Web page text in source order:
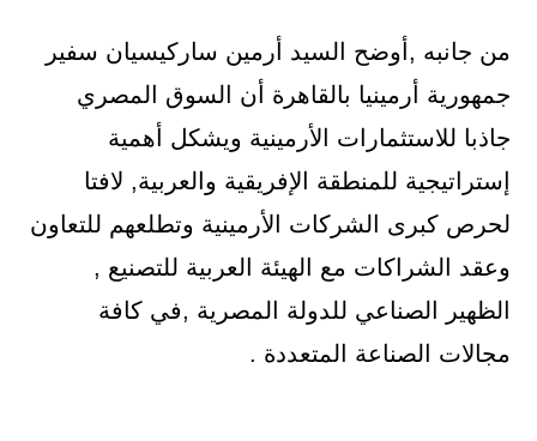
من جانبه ,أوضح السيد أرمين ساركيسيان سفير
جمهورية أرمينيا بالقاهرة أن السوق المصري
جاذبا للاستثمارات الأرمينية ويشكل أهمية
إستراتيجية للمنطقة الإفريقية والعربية, لافتا
لحرص كبرى الشركات الأرمينية وتطلعهم للتعاون
وعقد الشراكات مع الهيئة العربية للتصنيع ,
الظهير الصناعي للدولة المصرية ,في كافة
مجالات الصناعة المتعددة .